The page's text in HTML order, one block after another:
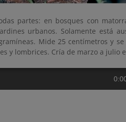
partes: en bosques con
urbanos. Solamente está
Mide 25 centímetros y
y lombrices. Cría de marzo a julio